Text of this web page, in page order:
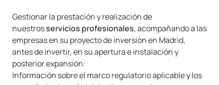
Gestionar la prestación y realización de
nuestrosservicios profesionales, acompañando a las
empresas en su proyecto de inversión en Madrid,
antes de invertir, en su apertura e instalación y
posterior expansión:
Información sobre el marco regulatorio aplicable y los